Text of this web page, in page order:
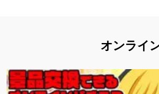
オンライ